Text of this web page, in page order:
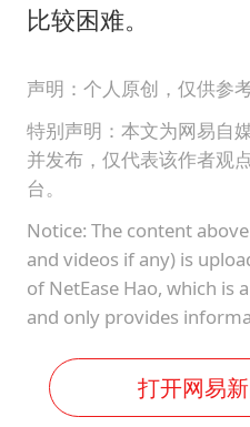
比较困难。
声明：个人原创，仅供参
特别声明：本文为网易自
并发布，仅代表该作者观
台。
Notice: The content
and videos if any) is
of NetEase Hao, which is
and only provides
打开网易